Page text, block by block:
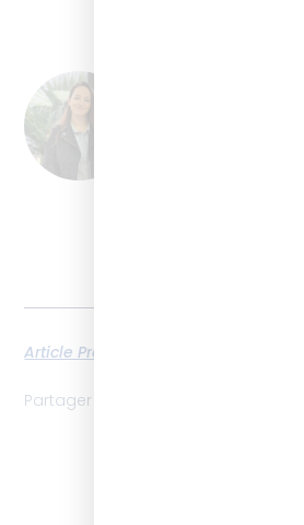
Article Précédent
Partager l'article